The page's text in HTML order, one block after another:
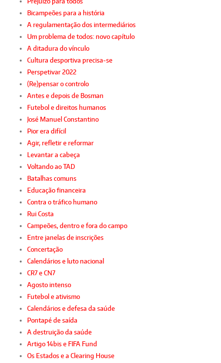
Bicampeões para a história
A regulamentação dos intermediários
Um problema de todos: novo capítulo
A ditadura do vínculo
Cultura desportiva precisa-se
Perspetivar 2022
(Re)pensar o controlo
Antes e depois de Bosman
Futebol e direitos humanos
José Manuel Constantino
Pior era difícil
Agir, refletir e reformar
Levantar a cabeça
Voltando ao TAD
Batalhas comuns
Educação financeira
Contra o tráfico humano
Rui Costa
Campeões, dentro e fora do campo
Entre janelas de inscrições
Concertação
Calendários e luto nacional
CR7 e CN7
Agosto intenso
Futebol e ativismo
Calendários e defesa da saúde
Pontapé de saída
A destruição da saúde
Artigo 14bis e FIFA Fund
Os Estados e a Clearing House